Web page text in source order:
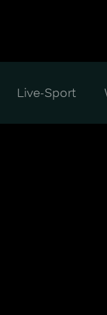
Live-Sport